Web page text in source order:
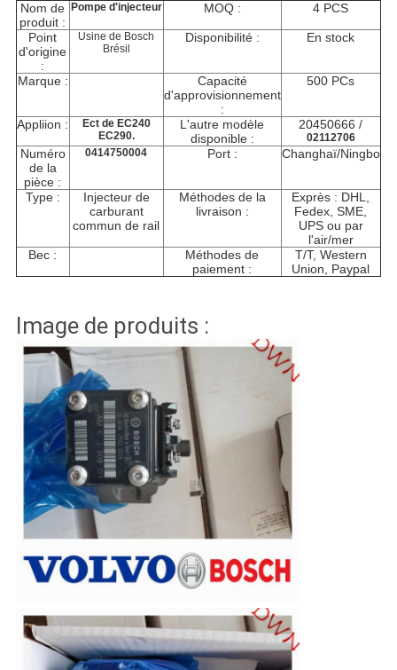
Nom de
produit :
Pompe d'injecteur MOQ : 4 PCS
Point
d'origine
:
Usine de Bosch
Brésil
Disponibilité : En stock
Marque :
Capacité
d'approvisionnement
:
500 PCs
Appliion :
Ect de EC240
EC290.
L'autre modèle
disponible :
20450666 /
02112706
Numéro
de la
pièce :
0414750004 Port : Changhaï/Ningbo
Type :
Injecteur de
carburant
commun de rail
Méthodes de la
livraison :
Exprès : DHL,
Fedex, SME,
UPS ou par
l'air/mer
Bec :
Méthodes de
paiement :
T/T, Western
Union, Paypal
Image de produits :